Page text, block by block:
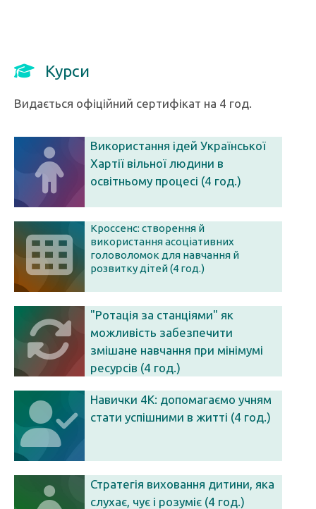
Курси
Видається офіційний сертифікат на 4 год.
Використання ідей Української
Хартії вільної людини в
освітньому процесі (4 год.)
Кроссенс: створення й
використання асоціативних
головоломок для навчання й
розвитку дітей (4 год.)
"Ротація за станціями" як
можливість забезпечити
змішане навчання при мінімумі
ресурсів (4 год.)
Навички 4К: допомагаємо учням
стати успішними в житті (4 год.)
Стратегія виховання дитини, яка
слухає, чує і розуміє (4 год.)